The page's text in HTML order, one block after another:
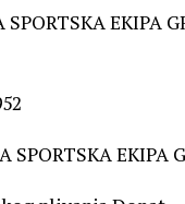
SPORTSKA EKIPA
SPORTSKA EKIPA